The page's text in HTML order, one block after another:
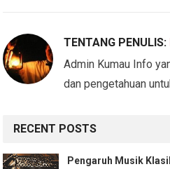
TENTANG PENULIS:
Admin Kumau Info
dan pengetahuan
RECENT POSTS
Pengaruh Musik